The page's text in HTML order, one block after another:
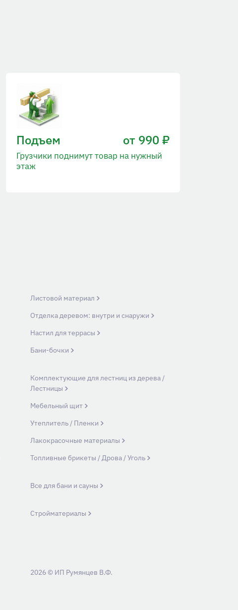
Подъем от 990 ₽
Грузчики поднимут товар на нужный
этаж
Листовой материал
Отделка деревом: внутри и снаружи
Настил для террасы
Бани-бочки
Комплектующие для лестниц из дерева /
Лестницы
Мебельный щит
Утеплитель / Пленки
Лакокрасочные материалы
Топливные брикеты / Дрова / Уголь
Все для бани и сауны
Стройматериалы
2026 © ИП Румянцев В.Ф.